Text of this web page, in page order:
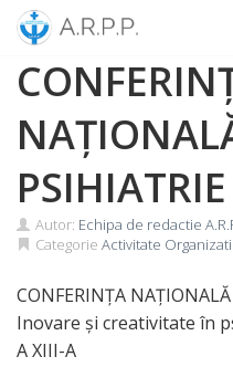
Skip
Autor: Echipa de redactie
Categorie Activitate
CONFERINȚA
Inovare și creativitate în
A XIII-A